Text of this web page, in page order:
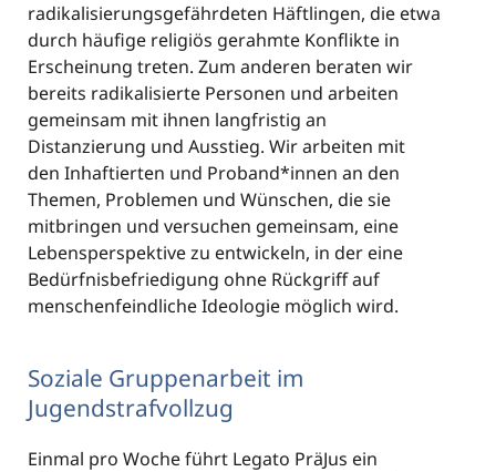
radikalisierungsgefährdeten Häftlingen, die etwa
durch häufige religiös gerahmte Konflikte in
Erscheinung treten. Zum anderen beraten wir
bereits radikalisierte Personen und arbeiten
gemeinsam mit ihnen langfristig an
Distanzierung und Ausstieg. Wir arbeiten mit
den Inhaftierten und Proband*innen an den
Themen, Problemen und Wünschen, die sie
mitbringen und versuchen gemeinsam, eine
Lebensperspektive zu entwickeln, in der eine
Bedürfnisbefriedigung ohne Rückgriff auf
menschenfeindliche Ideologie möglich wird.
Soziale Gruppenarbeit im
Jugendstrafvollzug
Einmal pro Woche führt Legato PräJus ein